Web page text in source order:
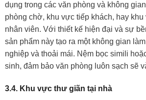
dụng trong các văn phòng và không
phòng chờ, khu vực tiếp khách, hay
nhân viên. Với thiết kế hiện đại và sự
sản phẩm này tạo ra một không gian
nghiệp và thoải mái. Nệm bọc simili
sinh, đảm bảo văn phòng luôn sạch sẽ
3.4. Khu vực thư giãn tại nhà